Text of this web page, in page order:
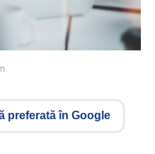
preferată în Google